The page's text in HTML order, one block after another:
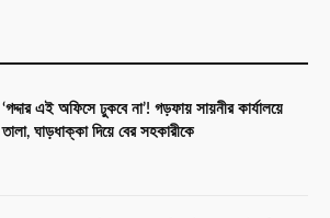
‘গদ্দার এই অফিসে ঢুকবে না’! গড়ফায় সায়নীর কার্যালয়ে
তালা, ঘাড়ধাক্কা দিয়ে বের সহকারীকে